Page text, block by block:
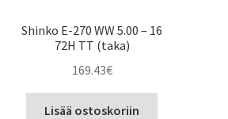
Shinko E-270 WW 5.00 – 16
72H TT (taka)
169.43€
Lisää ostoskoriin